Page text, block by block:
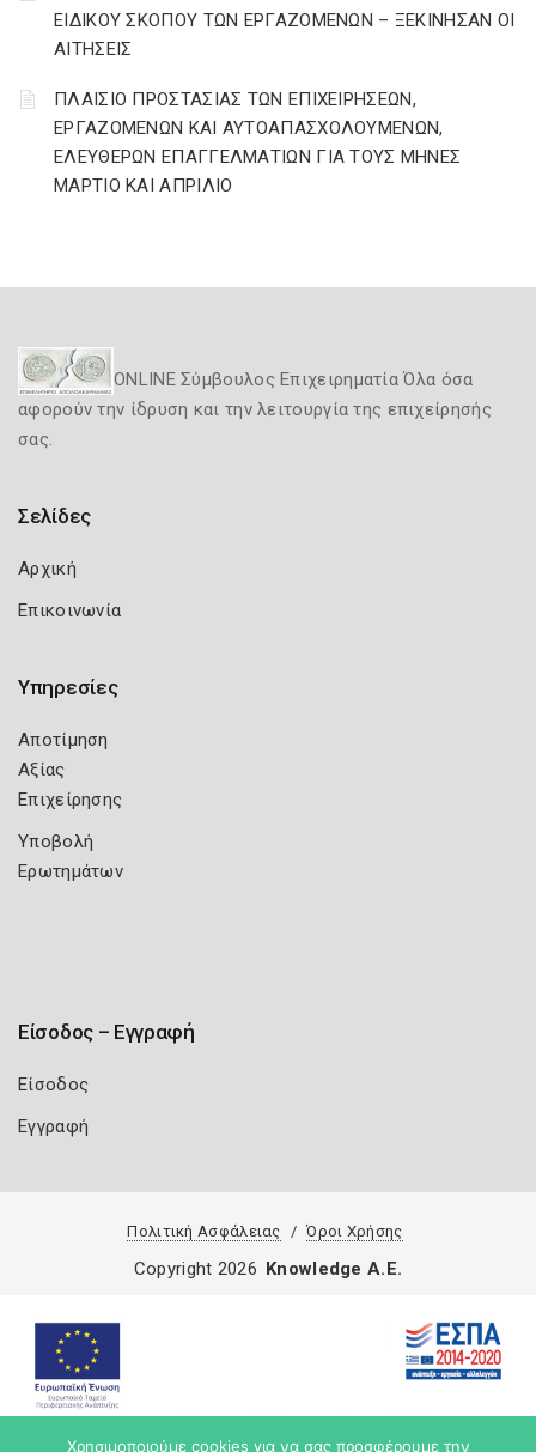
ΕΙΔΙΚΟΥ ΣΚΟΠΟΥ ΤΩΝ ΕΡΓΑΖΟΜΕΝΩΝ – ΞΕΚΙΝΗΣΑΝ ΟΙ
ΑΙΤΗΣΕΙΣ
ΠΛΑΙΣΙΟ ΠΡΟΣΤΑΣΙΑΣ ΤΩΝ ΕΠΙΧΕΙΡΗΣΕΩΝ,
ΕΡΓΑΖΟΜΕΝΩΝ ΚΑΙ ΑΥΤΟΑΠΑΣΧΟΛΟΥΜΕΝΩΝ,
ΕΛΕΥΘΕΡΩΝ ΕΠΑΓΓΕΛΜΑΤΙΩΝ ΓΙΑ ΤΟΥΣ ΜΗΝΕΣ
ΜΑΡΤΙΟ ΚΑΙ ΑΠΡΙΛΙΟ
ONLINE Σύμβουλος Επιχειρηματία Όλα όσα
αφορούν την ίδρυση και την λειτουργία της επιχείρησής
σας.
Σελίδες
Αρχική
Επικοινωνία
Υπηρεσίες
Αποτίμηση
Αξίας
Επιχείρησης
Υποβολή
Ερωτημάτων
Είσοδος – Εγγραφή
Είσοδος
Εγγραφή
Πολιτική Ασφάλειας Όροι Χρήσης
Χρησιμοποιούμε cookies για να σας προσφέρουμε την
Copyright 2026 Knowledge A.E.